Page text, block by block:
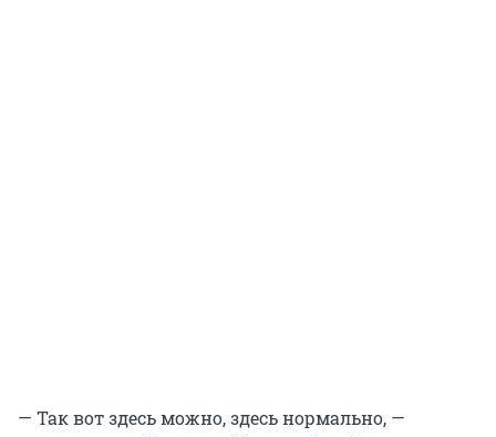
— Так вот здесь можно, здесь нормально, —